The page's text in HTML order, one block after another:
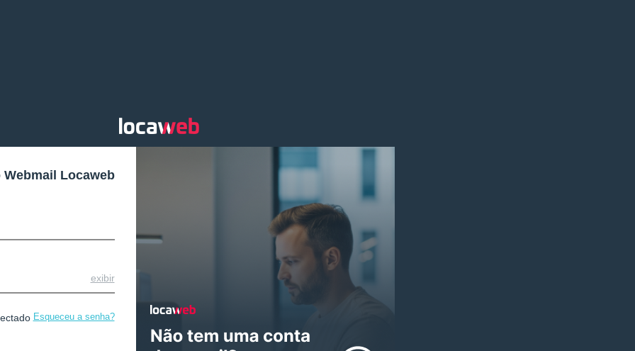
Webmail Locaweb
exibir
Esqueceu a senha?